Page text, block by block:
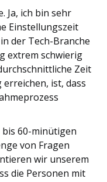
Ja, ich bin sehr
Einstellungszeit
der Tech-Branche
extrem schwierig
Zeit
ist, dass
60-minütigen
von Fragen
wir unserem
die Personen mit